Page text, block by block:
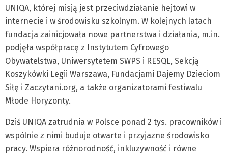
UNIQA, której misją jest przeciwdziałanie hejtowi w
internecie i w środowisku szkolnym. W kolejnych latach
fundacja zainicjowała nowe partnerstwa i działania, m.in.
podjęła współpracę z Instytutem Cyfrowego
Obywatelstwa, Uniwersytetem SWPS i RESQL, Sekcją
Koszykówki Legii Warszawa, Fundacjami Dajemy Dzieciom
Siłę i Zaczytani.org, a także organizatorami festiwalu
Młode Horyzonty.
Dziś UNIQA zatrudnia w Polsce ponad 2 tys. pracowników i
wspólnie z nimi buduje otwarte i przyjazne środowisko
pracy. Wspiera różnorodność, inkluzywność i równe